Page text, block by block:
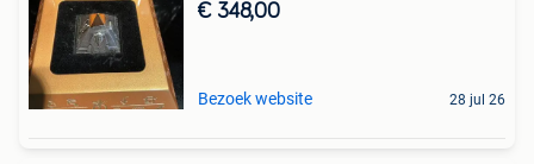
€ 348,00
Bezoek website 28 jul 26